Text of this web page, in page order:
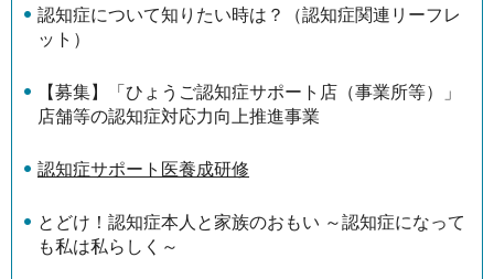
認知症について知りたい時は？（認知症関連リーフレ
ット）
【募集】「ひょうご認知症サポート店（事業所等）」
店舗等の認知症対応力向上推進事業
認知症サポート医養成研修
とどけ！認知症本人と家族のおもい ～認知症になって
も私は私らしく～